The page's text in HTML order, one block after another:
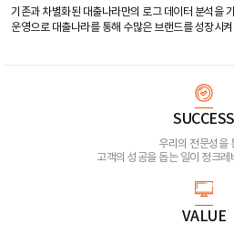
기존과 차별화된 대출나라만의 로그 데이터 분석을
운영으로 대출나라를 통해 수많은 브랜드를 성장시
SUCCESS
우리의 전문성을
고객의 성공을 돕는 일이 정크레
VALUE